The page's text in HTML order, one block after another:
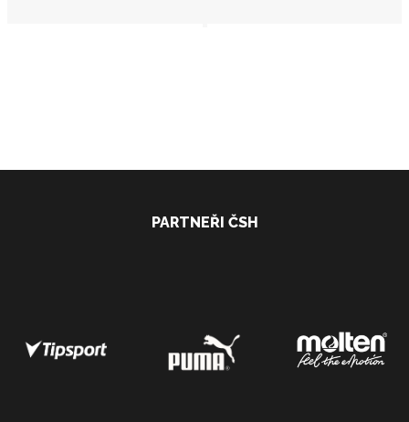
PARTNEŘI ČSH